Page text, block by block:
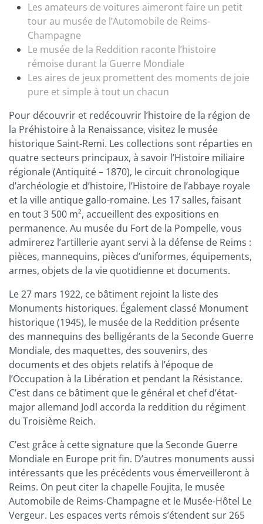
Les amateurs de voitures aimeront faire un petit
tour au musée de l’Automobile de Reims-
Champagne
Le musée de la Reddition raconte l’histoire
rémoise durant la Guerre Mondiale
Les aires de jeux promettent des moments de joie
pure et simple à tout un chacun
Pour découvrir et redécouvrir l’histoire de la région de
la Préhistoire à la Renaissance, visitez le musée
historique Saint-Remi. Les collections sont réparties en
quatre secteurs principaux, à savoir l’Histoire miliaire
régionale (Antiquité – 1870), le circuit chronologique
d’archéologie et d’histoire, l’Histoire de l’abbaye royale
et la ville antique gallo-romaine. Les 17 salles, faisant
en tout 3 500 m², accueillent des expositions en
permanence. Au musée du Fort de la Pompelle, vous
admirerez l’artillerie ayant servi à la défense de Reims :
pièces, mannequins, pièces d’uniformes, équipements,
armes, objets de la vie quotidienne et documents.
Le 27 mars 1922, ce bâtiment rejoint la liste des
Monuments historiques. Également classé Monument
historique (1945), le musée de la Reddition présente
des mannequins des belligérants de la Seconde Guerre
Mondiale, des maquettes, des souvenirs, des
documents et des objets relatifs à l’époque de
l’Occupation à la Libération et pendant la Résistance.
C’est dans ce bâtiment que le général et chef d’état-
major allemand Jodl accorda la reddition du régiment
du Troisième Reich.
C’est grâce à cette signature que la Seconde Guerre
Mondiale en Europe prit fin. D’autres monuments aussi
intéressants que les précédents vous émerveilleront à
Reims. On peut citer la chapelle Foujita, le musée
Automobile de Reims-Champagne et le Musée-Hôtel Le
Vergeur. Les espaces verts rémois s’étendent sur 265